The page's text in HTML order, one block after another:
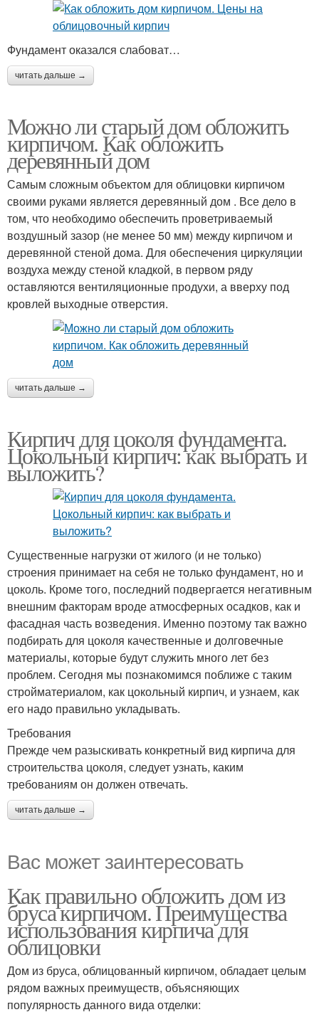
Фундамент оказался слабоват…
читать дальше →
Можно ли старый дом обложить
кирпичом. Как обложить
деревянный дом
Самым сложным объектом для облицовки кирпичом
своими руками является деревянный дом . Все дело в
том, что необходимо обеспечить проветриваемый
воздушный зазор (не менее 50 мм) между кирпичом и
деревянной стеной дома. Для обеспечения циркуляции
воздуха между стеной кладкой, в первом ряду
оставляются вентиляционные продухи, а вверху под
кровлей выходные отверстия.
читать дальше →
Кирпич для цоколя фундамента.
Цокольный кирпич: как выбрать и
выложить?
Существенные нагрузки от жилого (и не только)
строения принимает на себя не только фундамент, но и
цоколь. Кроме того, последний подвергается негативным
внешним факторам вроде атмосферных осадков, как и
фасадная часть возведения. Именно поэтому так важно
подбирать для цоколя качественные и долговечные
материалы, которые будут служить много лет без
проблем. Сегодня мы познакомимся поближе с таким
стройматериалом, как цокольный кирпич, и узнаем, как
его надо правильно укладывать.
Требования
Прежде чем разыскивать конкретный вид кирпича для
строительства цоколя, следует узнать, каким
требованиям он должен отвечать.
читать дальше →
Вас может заинтересовать
Как правильно обложить дом из
бруса кирпичом. Преимущества
использования кирпича для
облицовки
Дом из бруса, облицованный кирпичом, обладает целым
рядом важных преимуществ, объясняющих
популярность данного вида отделки: